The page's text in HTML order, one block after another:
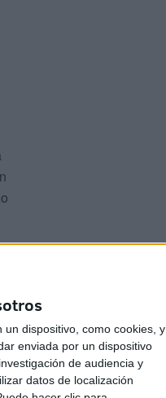
dispositivo, como cookies, y
enviada por un dispositivo
de audiencia y
datos de localización